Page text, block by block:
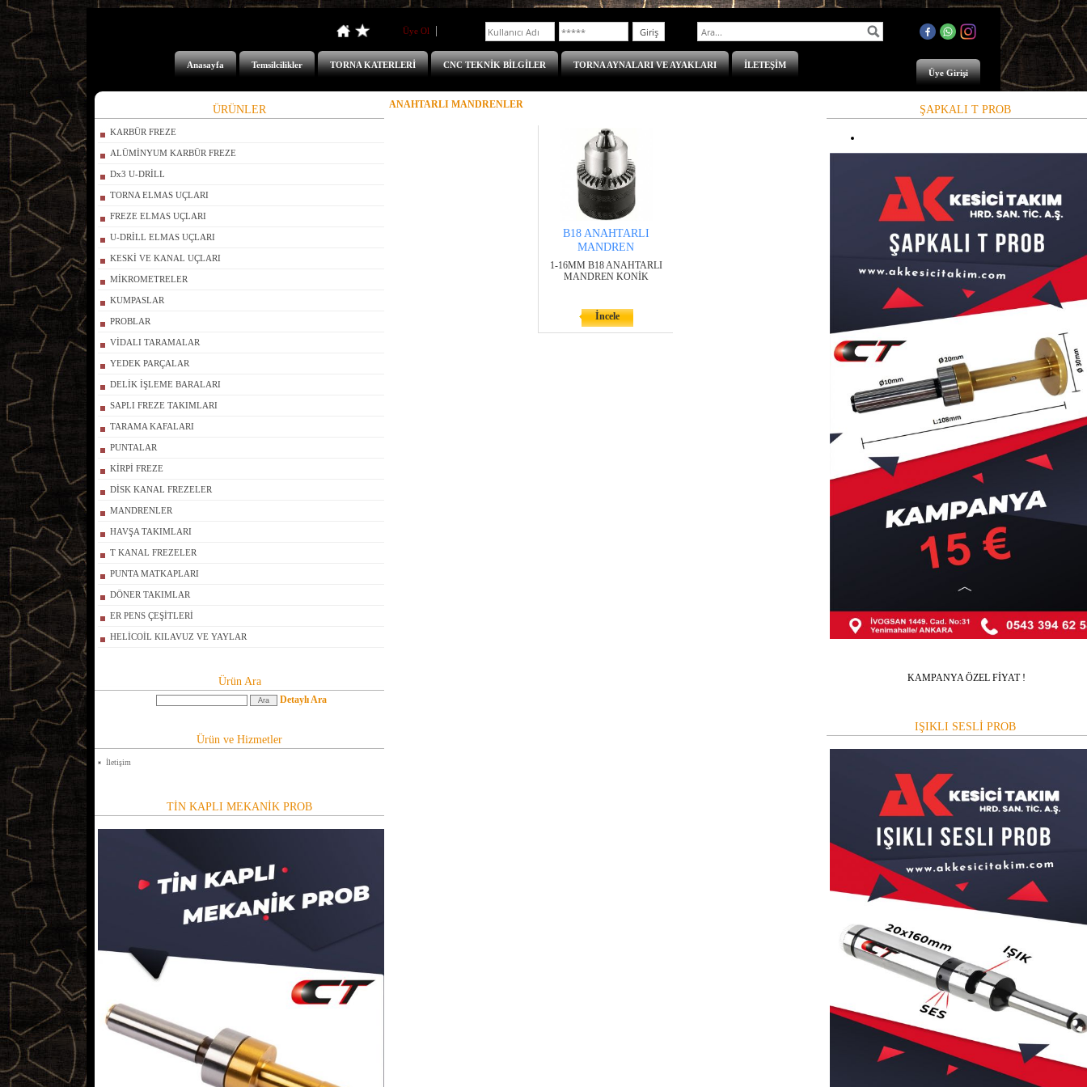
Üye Ol
Anasayfa Temsilcilikler TORNA KATERLERİ CNC TEKNİK BİLGİLER TORNA AYNALARI VE AYAKLARI
İLETEŞİM
Üye Girişi
ÜRÜNLER
KARBÜR FREZE
ALÜMİNYUM KARBÜR FREZE
Dx3 U-DRİLL
TORNA ELMAS UÇLARI
FREZE ELMAS UÇLARI
U-DRİLL ELMAS UÇLARI
KESKİ VE KANAL UÇLARI
MİKROMETRELER
KUMPASLAR
PROBLAR
VİDALI TARAMALAR
YEDEK PARÇALAR
DELİK İŞLEME BARALARI
SAPLI FREZE TAKIMLARI
TARAMA KAFALARI
PUNTALAR
KİRPİ FREZE
DİSK KANAL FREZELER
MANDRENLER
HAVŞA TAKIMLARI
T KANAL FREZELER
PUNTA MATKAPLARI
DÖNER TAKIMLAR
ER PENS ÇEŞİTLERİ
HELİCOİL KILAVUZ VE YAYLAR
Ürün Ara
Detaylı Ara
Ürün ve Hizmetler
İletişim
TİN KAPLI MEKANİK PROB
ANAHTARLI MANDRENLER
B18 ANAHTARLI
MANDREN
1-16MM B18 ANAHTARLI
MANDREN KONİK
İncele
ŞAPKALI T PROB
KAMPANYA ÖZEL FİYAT !
IŞIKLI SESLİ PROB